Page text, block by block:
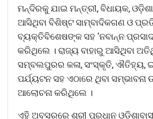
ମନ୍ଦିରକୁ ଯାଇ ମନ୍ତ୍ରୀ, ବିଧାୟକ, ଓଡ଼ିଶା
ଆସିଥିବା ବିଶିଷ୍ଟ ସାମ୍ବାଦିକଗଣ ଓ
ବ୍ୟକ୍ତିବିଶେଷଙ୍କ ସହ ‘ନବାନ୍ନ
କରିଥିଲେ । ରାଜ୍ୟ ବାହାରୁ ଆସିଥିବା
ସମ୍ବଲପୁରର କଳା, ସଂସ୍କୃତି, ଐତିହ୍ୟ,
ପର୍ଯ୍ୟଟନ ସହ ଏଠାରେ ଥିବା ସମ୍ଭାବନା
ଆଲୋଚନା କରିଥିଲେ ।
ଏହି ଅବସରରେ ଶ୍ରୀ ପ୍ରଧାନ